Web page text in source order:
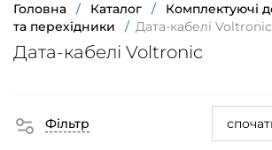
Головна / Каталог / Комплектуючі
та перехідники
/ Дата-кабелі Voltronic
Дата-кабелі Voltronic
Фільтр